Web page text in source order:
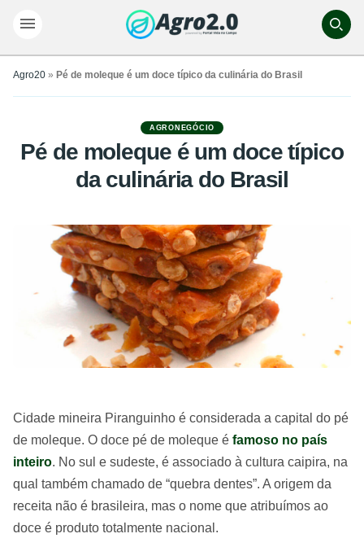
Agro20 » Pé de moleque é um doce típico da culinária do Brasil
AGRONEGÓCIO
Pé de moleque é um doce típico
da culinária do Brasil
Cidade mineira Piranguinho é considerada a capital do pé
de moleque. O doce pé de moleque é famoso no país
inteiro. No sul e sudeste, é associado à cultura caipira, na
qual também chamado de “quebra dentes”. A origem da
receita não é brasileira, mas o nome que atribuímos ao
doce é produto totalmente nacional.